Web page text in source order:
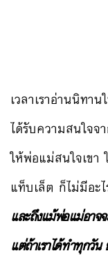
เวลาเราอ่านนิทา
ได้รับความสนใจ
ให้พ่อแม่สนใจเขา
แท็บเล็ต ก็ไม่มีอะ
และถึงแม้พ่อแม่อาจ
แต่ถ้าเราได้ทำทุกวัน